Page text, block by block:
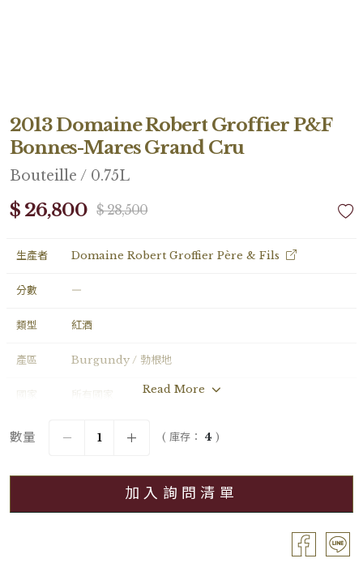
2013 Domaine Robert Groffier P&F
Bonnes-Mares Grand Cru
Bouteille / 0.75L
$ 26,800 $ 28,500
生產者 Domaine Robert Groffier Père & Fils
分數 ―
類型 紅酒
產區 Burgundy / 勃根地
國家 所有國家
年份
Grand Cru / 特級園
Read More
數量 ( 庫存： 4 )
加入詢問清單